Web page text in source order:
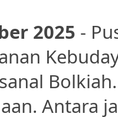
2025 -
Antara